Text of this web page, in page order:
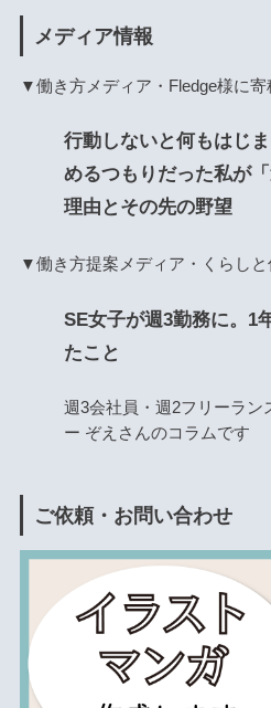
メディア情報
▼働き方メディア・Fledge様に寄
行動しないと何もはじ
めるつもりだった私が
理由とその先の野望
▼働き方提案メディア・くらし
SE女子が週3勤務に。1
たこと
週3会社員・週2フリーラン
ー ぞえさんのコラムです
ご依頼・お問い合わせ